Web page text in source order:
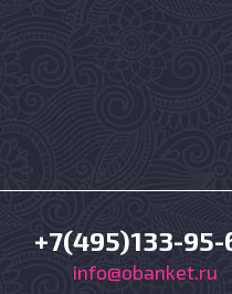
+7(495)133-95-
info@obanket.ru